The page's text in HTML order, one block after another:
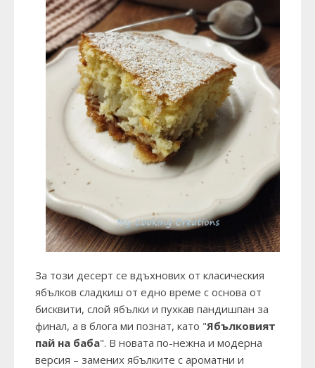
За този десерт се вдъхнових от класическия
ябълков сладкиш от едно време с основа от
бисквити, слой ябълки и пухкав пандишпан за
финал, а в блога ми познат, като "Ябълковият
пай на баба". В новата по-нежна и модерна
версия – замених ябълките с ароматни и